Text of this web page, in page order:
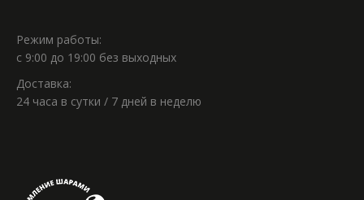
Режим работы:
с 9:00 до 19:00 без выходных
Доставка:
24 часа в сутки / 7 дней в неделю